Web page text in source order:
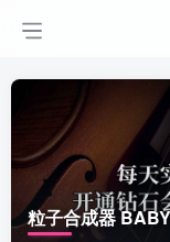
粒子合成器